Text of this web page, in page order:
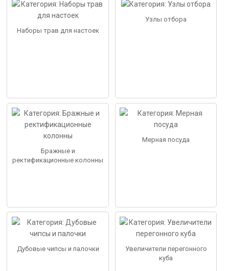
Наборы трав для настоек
Узлы отбора
Бражные и
ректификационные колонны
Мерная посуда
Дубовые чипсы и палочки
Увеличители перегонного
куба